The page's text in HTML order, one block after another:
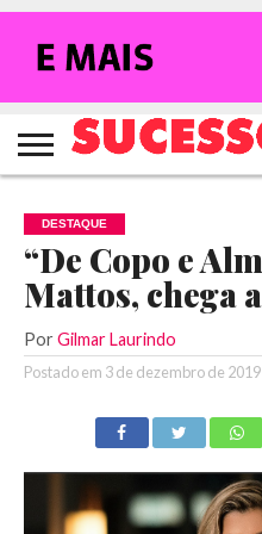
NOTÍCIAS
SHOWS
ENTREVISTAS
CLIQUES
RANKING
CROWLEY
TV
SUCESSO!
REVISTA
SUCESSO!
DESTAQUE
“De Copo e
Mattos, chega
Por Gilmar Laurindo
Postado em 3 de dezembro de 2019